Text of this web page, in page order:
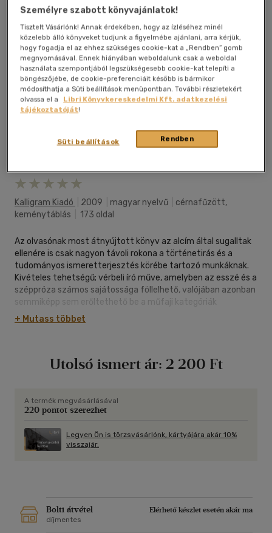
Kalligram Kiadó 2009 magyar nyelvű
cérnafűzött,
keménytáblás
173 oldal
Az olvasónak most átnyújtott könyv az alcím által sugalltak
ellenére is csak nagyon távoli rokona a történetirás és a
tudományos ismeretterjesztés körébe tartozó munkáknak.
Kivételes tehetségű; vérbeli író műve, amelyben az esszé és a
széppróza számos sajátossága föllelhető, valójában azonban
semmiképp sem erőltethető be a műfaji kategóriák
Prokrusztész-ágyába. Voltaképpen nem más, mint a huszadik
századi Európa történelmének szarkasztikus hangú, merész,
események, alakok, emlékkégek és pillanatfelvételek
Az Europeana a fiktív mozzanatok dacára sem nevezhető
valamiféle diabolikus, korlátokat nem ismerő képzelet
történelem kisérteties valósága jelentette. És ez benne a
legszomorúbb.
+ Mutass többet
Utolsó ismert ár: 2 200 Ft
A termék megvásárlásával
220 pontot szerezhet
Legyen Ön is törzsvásárlónk, kártyájára akár 10%
visszajár.
Bolti átvétel
Elérhető készlet esetén akár ma
díjmentes
Személyre szabott könyvajánlatok!
Tisztelt Vásárlónk! Annak érdekében, hogy az ízléséhez minél
közelebb álló könyveket tudjunk a figyelmébe ajánlani, arra kérjük,
hogy fogadja el az ehhez szükséges cookie-kat a „Rendben” gomb
megnyomásával. Ennek hiányában weboldalunk csak a weboldal
használata szempontjából legszükségesebb cookie-kat telepíti a
böngészőjébe, de cookie-preferenciáit később is bármikor
módosíthatja a Süti beállítások menüpontban. További részletekért
olvassa el a
Libri Könyvkereskedelmi Kft. adatkezelési
tájékoztatóját!
Rendben
Süti beállítások